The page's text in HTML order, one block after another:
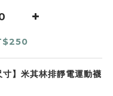
寸】米其林排靜電運動襪